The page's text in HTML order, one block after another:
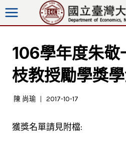
跳
至
106學年度朱敬
枝教授勵學獎
陳 尚瑜 2017-10-17
獲獎名單請見附檔: